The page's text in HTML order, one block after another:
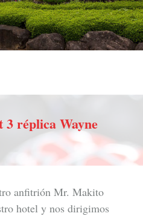
3 réplica Wayne
anfitrión Mr. Makito
hotel y nos dirigimos